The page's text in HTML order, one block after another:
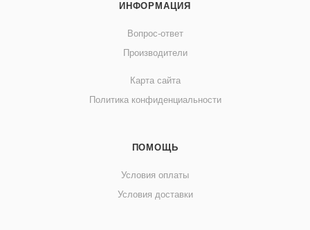
ИНФОРМАЦИЯ
Вопрос-ответ
Производители
Карта сайта
Политика конфиденциальности
ПОМОЩЬ
Условия оплаты
Условия доставки